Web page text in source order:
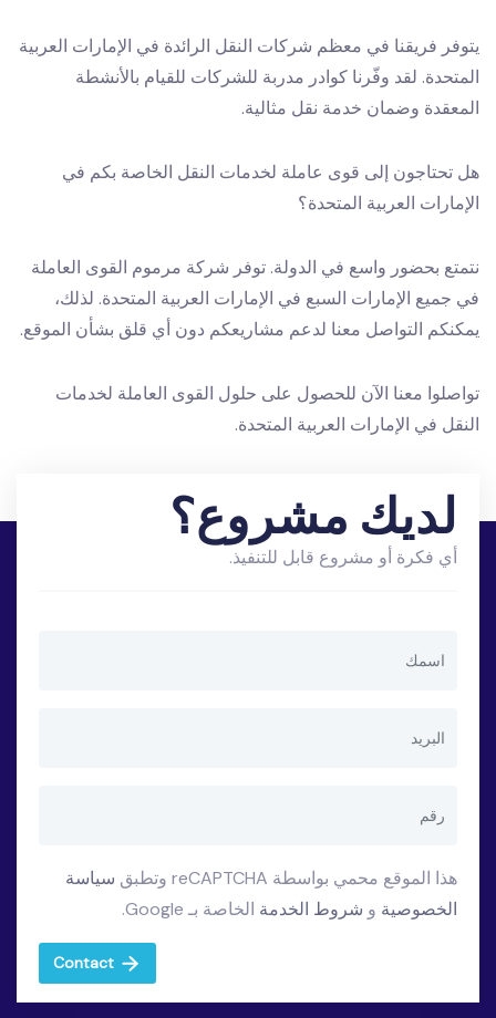
يتوفر فريقنا في معظم شركات النقل الرائدة في الإمارات العربية
المتحدة. لقد وفّرنا كوادر مدربة للشركات للقيام بالأنشطة
المعقدة وضمان خدمة نقل مثالية.
هل تحتاجون إلى قوى عاملة لخدمات النقل الخاصة بكم في
الإمارات العربية المتحدة؟
نتمتع بحضور واسع في الدولة. توفر شركة مرموم القوى العاملة
في جميع الإمارات السبع في الإمارات العربية المتحدة. لذلك،
يمكنكم التواصل معنا لدعم مشاريعكم دون أي قلق بشأن الموقع.
تواصلوا معنا الآن للحصول على حلول القوى العاملة لخدمات
النقل في الإمارات العربية المتحدة.
لديك مشروع؟
أي فكرة أو مشروع قابل للتنفيذ.
هذا الموقع محمي بواسطة reCAPTCHA وتطبق
سياسة
الخصوصية و شروط الخدمة الخاصة بـ Google.